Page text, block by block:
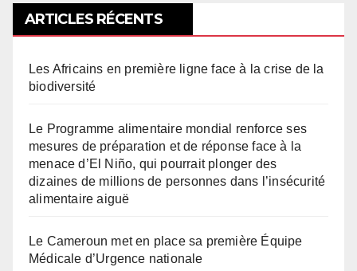
ARTICLES RÉCENTS
Les Africains en première ligne face à la crise de la
biodiversité
Le Programme alimentaire mondial renforce ses
mesures de préparation et de réponse face à la
menace d’El Niño, qui pourrait plonger des
dizaines de millions de personnes dans l’insécurité
alimentaire aiguë
Le Cameroun met en place sa première Équipe
Médicale d’Urgence nationale